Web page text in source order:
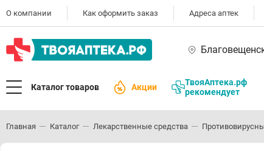
О компании Как оформить заказ Адреса аптек
Каталог товаров Акции
ТвояАптека.рф
рекомендует
Главная Каталог Лекарственные средства